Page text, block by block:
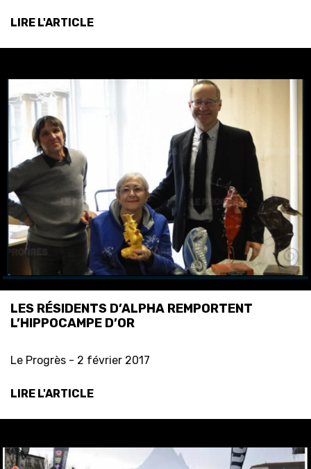
LIRE L'ARTICLE
LES RÉSIDENTS D’ALPHA REMPORTENT
L’HIPPOCAMPE D’OR
Le Progrès - 2 février 2017
LIRE L'ARTICLE